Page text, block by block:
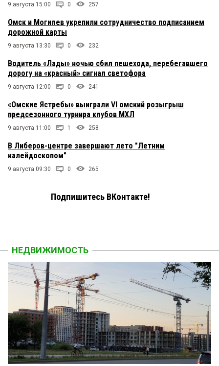
9 августа 15:00 0 257
Омск и Могилев укрепили сотрудничество подписанием
дорожной карты
9 августа 13:30 0 232
Водитель «Лады» ночью сбил пешехода, перебегавшего
дорогу на «красный» сигнал светофора
9 августа 12:00 0 241
«Омские Ястребы» выиграли VI омский розыгрыш
предсезонного турнира клубов МХЛ
9 августа 11:00 1 258
В Либеров-центре завершают лето "Летним
калейдоскопом"
9 августа 09:30 0 265
Подпишитесь ВКонтакте!
НЕДВИЖИМОСТЬ